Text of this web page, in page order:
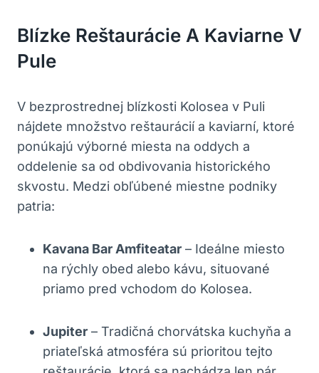
Blízke Reštaurácie A ‍kaviarne V
Pule
V bezprostrednej blízkosti Kolosea v Puli
⁤nájdete⁣ množstvo ⁣reštaurácií a kaviarní, ktoré
ponúkajú ⁣výborné miesta na oddych a
⁣oddelenie sa od ​​obdivovania historického
skvostu. Medzi obľúbené miestne podniky
patria:
Kavana Bar Amfiteatar – Ideálne miesto
na rýchly obed alebo kávu, ⁤situované
priamo pred vchodom do Kolosea.
Jupiter – ⁢Tradičná chorvátska kuchyňa a
priateľská atmosféra sú prioritou tejto